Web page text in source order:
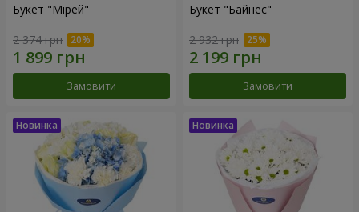
Букет "Мірей"
2 374 грн
Замовити
Букет "Байнес"
2 932 грн
Замовити